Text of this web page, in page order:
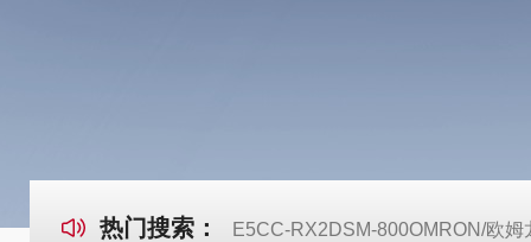
热门搜索： E5CC-RX2DSM-800OMRON/欧